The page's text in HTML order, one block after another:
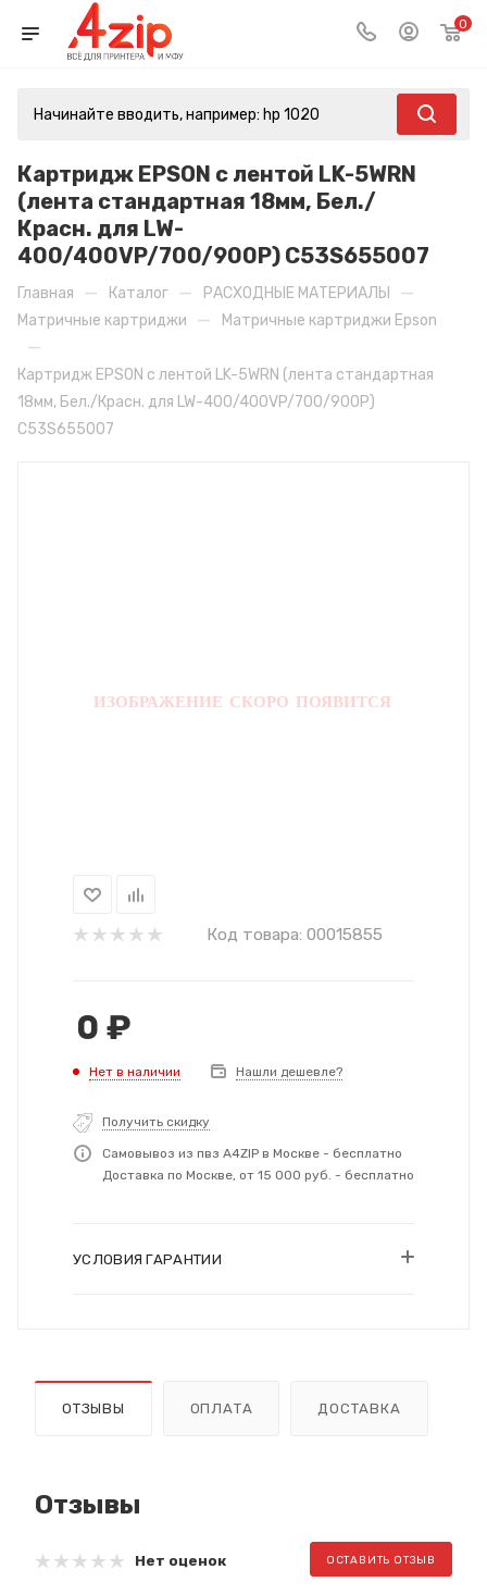
0
Картридж EPSON с лентой LK-5WRN
(лента стандартная 18мм, Бел./
Красн. для LW-
400/400VP/700/900P) C53S655007
Главная — Каталог — РАСХОДНЫЕ МАТЕРИАЛЫ —
Матричные картриджи — Матричные картриджи Epson
—
Картридж EPSON с лентой LK-5WRN (лента стандартная
18мм, Бел./Красн. для LW-400/400VP/700/900P)
C53S655007
Код товара: 00015855
0 ₽
Нет в наличии Нашли дешевле?
Получить скидку
Самовывоз из пвз A4ZIP в Москве - бесплатно
Доставка по Москве, от 15 000 руб. - бесплатно
УСЛОВИЯ ГАРАНТИИ
ОТЗЫВЫ ОПЛАТА ДОСТАВКА
Отзывы
Нет оценок ОСТАВИТЬ ОТЗЫВ